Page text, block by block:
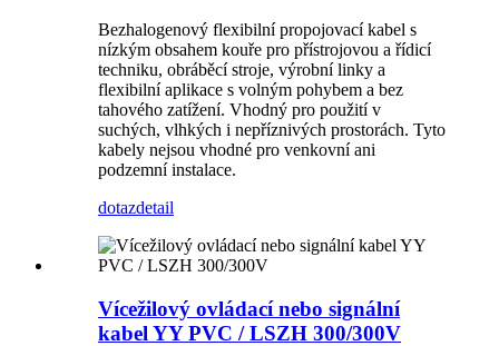
Bezhalogenový flexibilní propojovací kabel s
nízkým obsahem kouře pro přístrojovou a řídicí
techniku, obráběcí stroje, výrobní linky a
flexibilní aplikace s volným pohybem a bez
tahového zatížení. Vhodný pro použití v
suchých, vlhkých i nepříznivých prostorách. Tyto
kabely nejsou vhodné pro venkovní ani
podzemní instalace.
dotazdetail
Vícežilový ovládací nebo signální
kabel YY PVC / LSZH 300/300V